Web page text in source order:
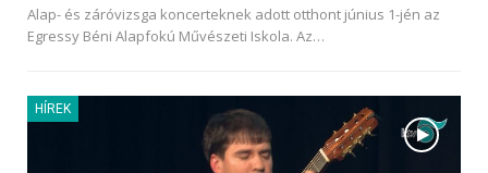
Alap- és záróvizsga koncerteknek adott otthont június 1-jén az
Egressy Béni Alapfokú Művészeti Iskola. Az…
HÍREK